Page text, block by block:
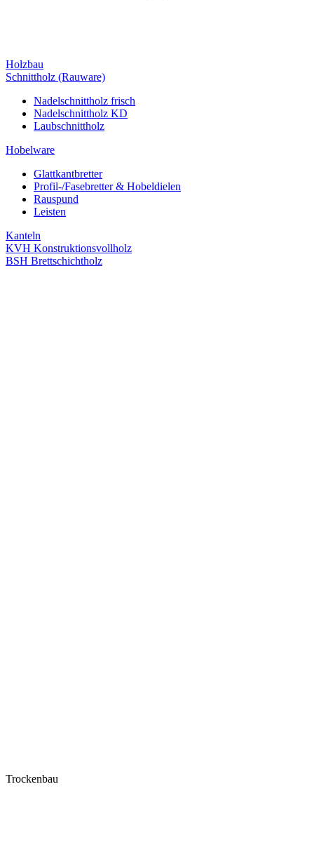
Holzbau
Schnittholz (Rauware)
Nadelschnittholz frisch
Nadelschnittholz KD
Laubschnittholz
Hobelware
Glattkantbretter
Profil-/Fasebretter & Hobeldielen
Rauspund
Leisten
Kanteln
KVH Konstruktionsvollholz
BSH Brettschichtholz
Trockenbau